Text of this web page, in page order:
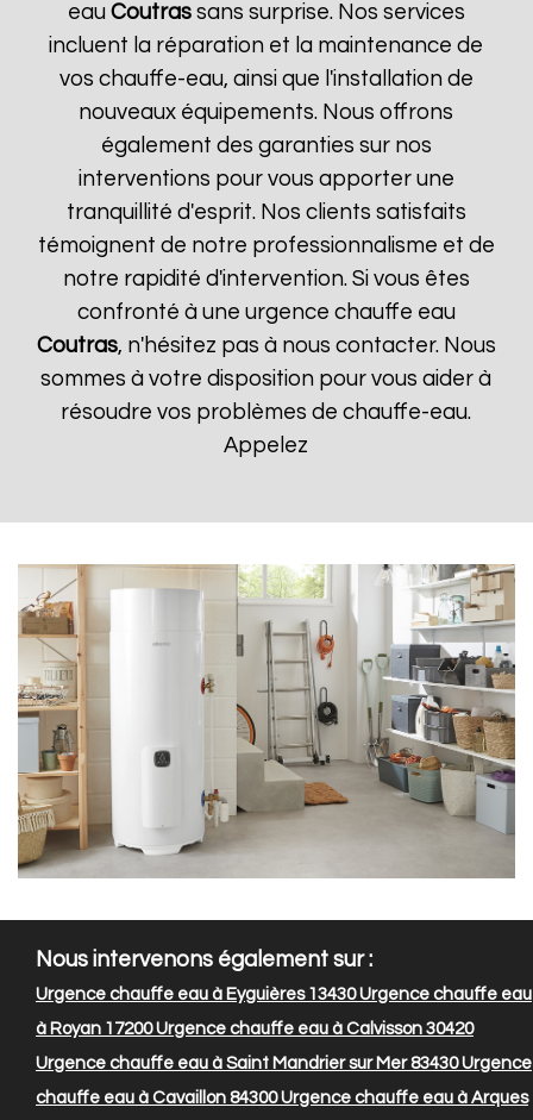
eau Coutrassans surprise. Nos services
incluent la réparation et la maintenance de
vos chauffe-eau, ainsi que l'installation de
nouveaux équipements. Nous offrons
également des garanties sur nos
interventions pour vous apporter une
tranquillité d'esprit. Nos clients satisfaits
témoignent de notre professionnalisme et de
notre rapidité d'intervention. Si vous êtes
confronté à une urgence chauffe eau
Coutras, n'hésitez pas à nous contacter. Nous
sommes à votre disposition pour vous aider à
résoudre vos problèmes de chauffe-eau.
Appelez
Nous intervenons également sur :
Urgence chauffe eau à Eyguières 13430Urgence chauffe eau
à Royan 17200Urgence chauffe eau à Calvisson 30420
Urgence chauffe eau à Saint Mandrier sur Mer 83430Urgence
chauffe eau à Cavaillon 84300Urgence chauffe eau à Arques